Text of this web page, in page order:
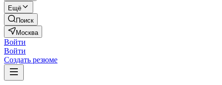
Ещё
Поиск
Москва
Войти
Войти
Создать резюме